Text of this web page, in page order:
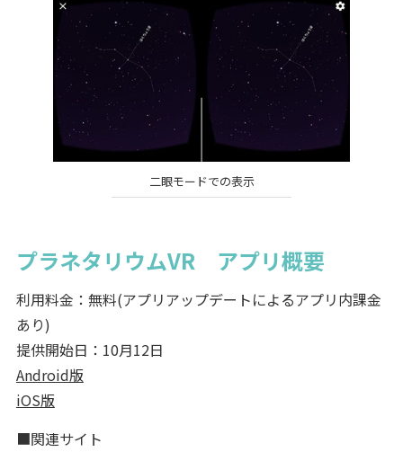
二眼モードでの表示
プラネタリウムVR アプリ概要
利用料金：無料(アプリアップデートによるアプリ内課金
あり)
提供開始日：10月12日
Android版
iOS版
■関連サイト